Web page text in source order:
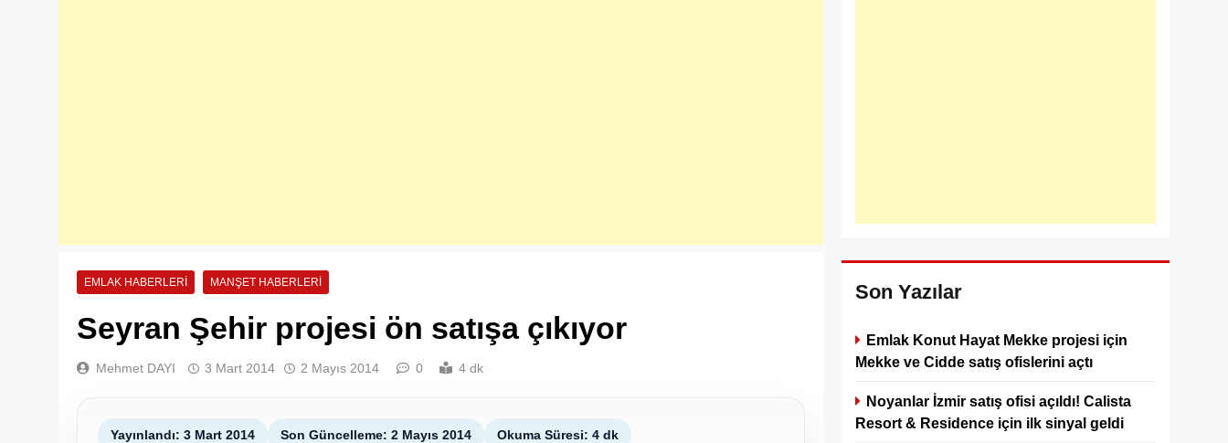
EMLAK HABERLERI MANŞET HABERLERI
Seyran Şehir projesi ön satışa çıkıyor
Mehmet DAYI 3 Mart 2014 2 Mayıs 2014 0 4 dk
Yayınlandı: 3 Mart 2014 Son Güncelleme: 2 Mayıs 2014 Okuma Süresi: 4 dk
Son Yazılar
Emlak Konut Hayat Mekke projesi için
Mekke ve Cidde satış ofislerini açtı
Noyanlar İzmir satış ofisi açıldı! Calista
Resort & Residence için ilk sinyal geldi